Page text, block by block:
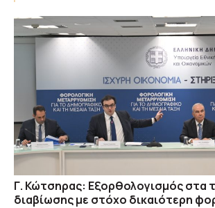
Γ. Κώτσηρας: Εξορθολογισμός στα
διαβίωσης με στόχο δικαιότερη